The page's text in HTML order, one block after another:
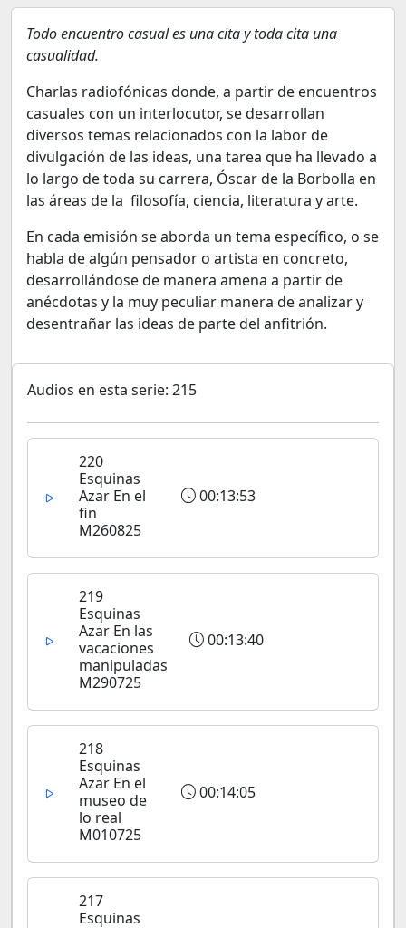
Todo encuentro casual es una cita y toda cita una
casualidad.
Charlas radiofónicas donde, a partir de encuentros
casuales con un interlocutor, se desarrollan
diversos temas relacionados con la labor de
divulgación de las ideas, una tarea que ha llevado a
lo largo de toda su carrera, Óscar de la Borbolla en
las áreas de la filosofía, ciencia, literatura y arte.
En cada emisión se aborda un tema específico, o se
habla de algún pensador o artista en concreto,
desarrollándose de manera amena a partir de
anécdotas y la muy peculiar manera de analizar y
desentrañar las ideas de parte del anfitrión.
Audios en esta serie: 215
220
Esquinas
Azar En el
fin
M260825
00:13:53
219
Esquinas
Azar En las
vacaciones
manipuladas
M290725
00:13:40
218
Esquinas
Azar En el
museo de
lo real
M010725
00:14:05
217
Esquinas